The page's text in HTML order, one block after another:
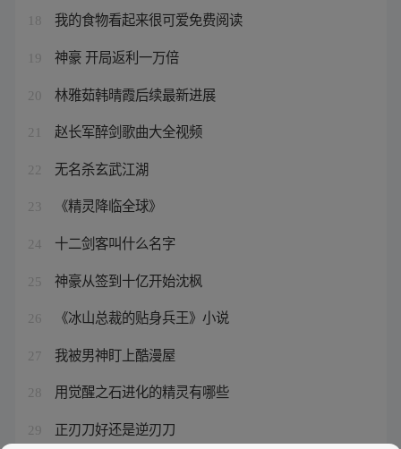
18 我的食物看起来很可爱免费阅读
19 神豪 开局返利一万倍
20 林雅茹韩晴霞后续最新进展
21 赵长军醉剑歌曲大全视频
22 无名杀玄武江湖
23 《精灵降临全球》
24 十二剑客叫什么名字
25 神豪从签到十亿开始沈枫
26 《冰山总裁的贴身兵王》小说
27 我被男神盯上酷漫屋
28 用觉醒之石进化的精灵有哪些
29 正刃刀好还是逆刃刀